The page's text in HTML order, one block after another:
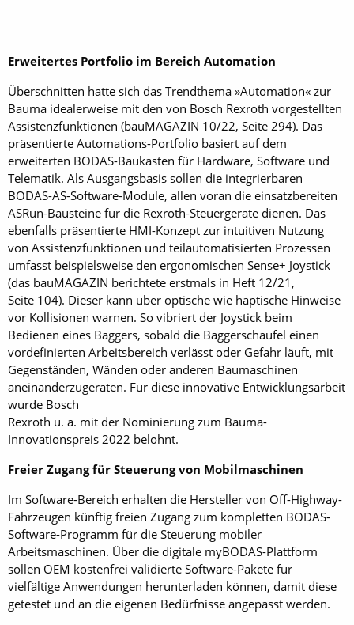
Erweitertes Portfolio im Bereich Automation
Überschnitten hatte sich das Trendthema »Automation« zur
Bauma idealerweise mit den von Bosch Rexroth vorgestellten
Assistenzfunktionen (bau­MAGAZIN 10/22, Seite 294). Das
präsentierte Automations-Portfolio basiert auf dem
erweiterten BODAS-Baukasten für Hardware, Software und
Telematik. Als Ausgangsbasis sollen die integrierbaren
BODAS-AS-Software-Module, allen voran die einsatzbereiten
ASRun-Bausteine für die Rexroth-Steuergeräte dienen. Das
ebenfalls präsentierte HMI-Konzept zur intuitiven Nutzung
von Assistenzfunktionen und teilautomatisierten Prozessen
umfasst beispielsweise den ergonomischen Sense+ Joystick
(das bauMAGAZIN berichtete erstmals in Heft 12/21,
Seite 104). Dieser kann über optische wie haptische Hinweise
vor Kollisionen warnen. So vibriert der Joystick beim
Bedienen eines Baggers, sobald die Baggerschaufel einen
vordefinierten Arbeitsbereich verlässt oder Gefahr läuft, mit
Gegenständen, Wänden oder anderen Baumaschinen
aneinanderzugeraten. Für diese innovative Entwicklungsarbeit
wurde Bosch
Rexroth u. a. mit der Nominierung zum Bauma-
Innovationspreis 2022 belohnt.
Freier Zugang für Steuerung von Mobilmaschinen
Im Software-Bereich erhalten die Hersteller von Off-Highway-
Fahrzeugen künftig freien Zugang zum kompletten BODAS-
Software-Programm für die Steuerung mobiler
Arbeitsmaschinen. Über die digitale myBODAS-Plattform
sollen OEM kostenfrei validierte Software-Pakete für
vielfältige Anwendungen herunterladen können, damit diese
getestet und an die eigenen Bedürfnisse angepasst werden.